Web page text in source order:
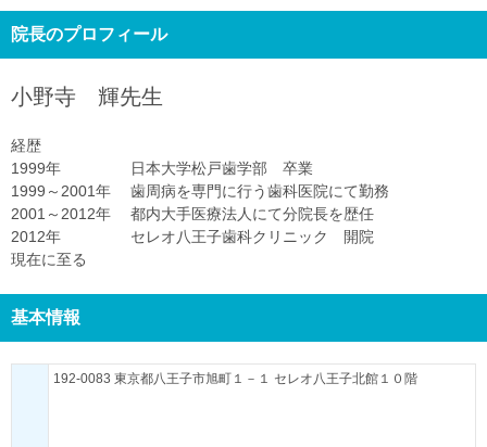
院長のプロフィール
小野寺 輝先生
経歴
1999年 日本大学松戸歯学部 卒業
1999～2001年 歯周病を専門に行う歯科医院にて勤務
2001～2012年 都内大手医療法人にて分院長を歴任
2012年 セレオ八王子歯科クリニック 開院
現在に至る
基本情報
192-0083 東京都八王子市旭町１－１ セレオ八王子北館１０階